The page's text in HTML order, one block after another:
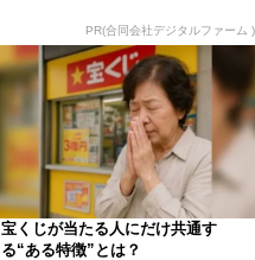
PR(合同会社デジタルファーム )
宝くじが当たる人にだけ共通す
る“ある特徴”とは？